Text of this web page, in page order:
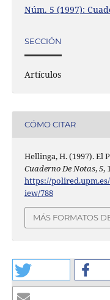
Núm. 5 (1997):
SECCIÓN
Artículos
CÓMO CITAR
Hellinga, H. (1997). El
Cuaderno De Notas,5,
https://
iew/788
MÁS FORMATOS